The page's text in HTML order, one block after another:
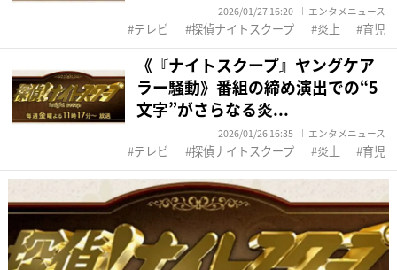
2026/01/27 16:20 エンタメニュース
テレビ 探偵ナイトスクープ 炎上 育児
《『ナイトスクープ』ヤングケア
ラー騒動》番組の締め演出での“5
文字”がさらなる炎...
2026/01/26 16:35 エンタメニュース
テレビ 探偵ナイトスクープ 炎上 育児